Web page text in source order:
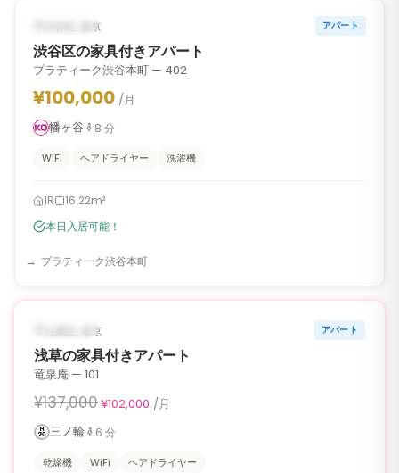
入居可能
渋谷区, 東京 アパート
渋谷区の家具付きアパート
プラティーク渋谷本町 — 402
¥100,000 /月
幡ヶ谷
8 分
WiFi ヘアドライヤー 洗濯機
1R
16.22m²
本日入居可能！
プラティーク渋谷本町
入居可能
90日
‹ ›
台東区, 東京 アパート
浅草の家具付きアパート
竜泉庵 — 101
¥137,000 ¥102,000 /月
三ノ輪
6 分
乾燥機 WiFi ヘアドライヤー